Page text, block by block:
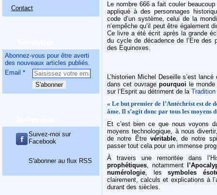
Contact
Abonnez-vous pour être averti
des nouveaux articles publiés.
Email
Suivez-moi sur
Facebook
S'abonner au flux RSS
Le nombre 666 a fait couler
appliqué à des personnages
code d’un système, celui de la
n’empêche qu’il peut être également
Ce livre a été écrit après la grande
du cycle de décadence de l’Ere
des Equinoxes.
L’historien Michel Deseille s’est
dans cet ouvragepourquoi le
sur l’Esprit au détriment de la
« Le but premier de l’Antéchrist est de
âme. Il s’agit donc par tous les moyens
Et c’est bien ce que nous voyons
moyens technologique, à nous
de notre Être véritable, de notre
passer tout cela pour un immense
À travers une remontée dans
prophétiques, notamment
numérologie, lessymboles
clairement, calculs et explications à
durant des siècles.